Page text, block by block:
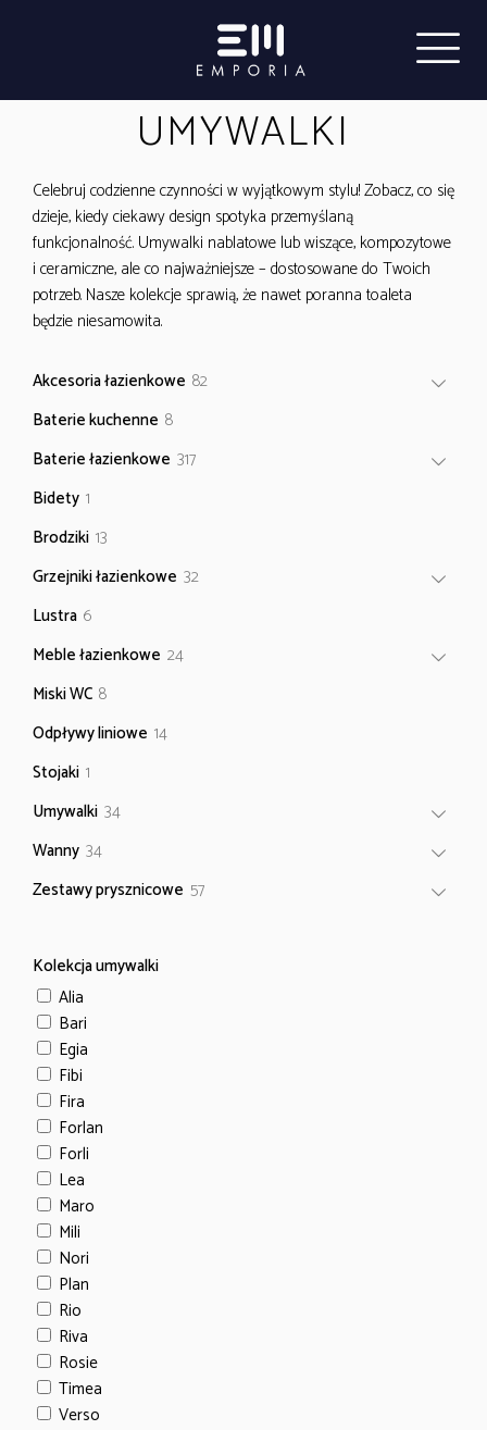
UMYWALKI
Celebruj codzienne czynności w wyjątkowym stylu! Zobacz, co się
dzieje, kiedy ciekawy design spotyka przemyślaną
funkcjonalność. Umywalki nablatowe lub wiszące, kompozytowe
i ceramiczne, ale co najważniejsze – dostosowane do Twoich
potrzeb. Nasze kolekcje sprawią, że nawet poranna toaleta
będzie niesamowita.
Akcesoria łazienkowe 8282
Baterie kuchenne 88
Baterie łazienkowe 317317
Bidety 1
Brodziki 13
produktów
Grzejniki łazienkowe 3232
Lustra 6
produktów
Meble łazienkowe 2424
Miski WC 88
Odpływy liniowe 1414
Stojaki 1
Umywalki 3434
Wanny 3434
Zestawy prysznicowe 5757
Kolekcja umywalki
Alia
Bari
Egia
Fibi
Fira
Forlan
Forli
Lea
Maro
Mili
Nori
Plan
Rio
Riva
Rosie
Timea
Verso